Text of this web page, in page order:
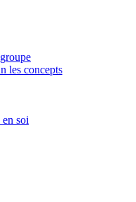
les concepts
soi